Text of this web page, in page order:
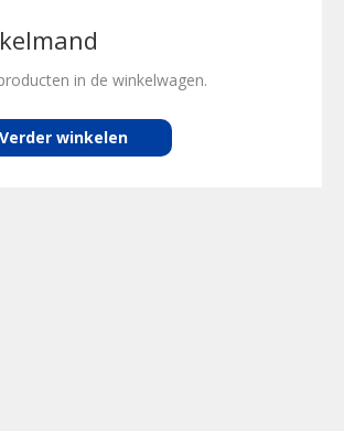
in de winkelwagen.
Verder winkelen